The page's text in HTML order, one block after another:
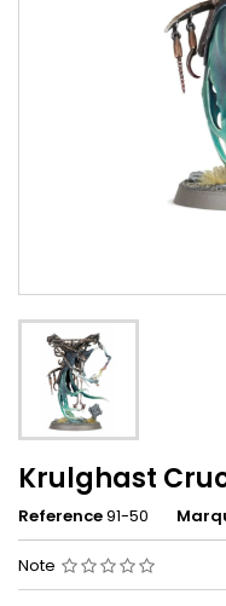
Krulghast
Reference91-50
Note